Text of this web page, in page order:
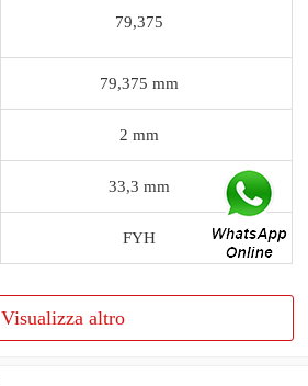
79,375
79,375 mm
2 mm
33,3 mm
FYH
Visualizza altro